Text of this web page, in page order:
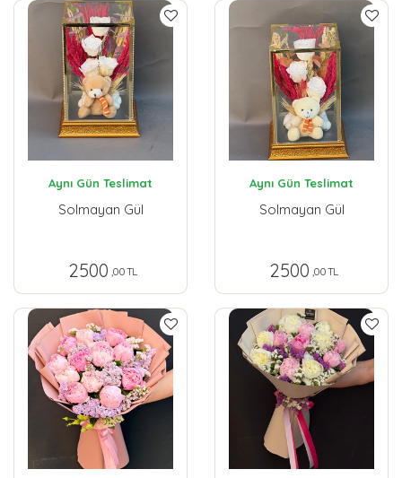
Aynı Gün Teslimat
Solmayan Gül
2500 ,00 TL
Aynı Gün Teslimat
Solmayan Gül
2500 ,00 TL